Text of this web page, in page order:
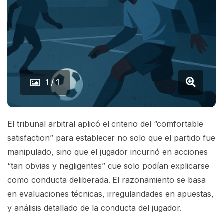
1 / 1
El tribunal arbitral aplicó el criterio del “comfortable
satisfaction” para establecer no solo que el partido fue
manipulado, sino que el jugador incurrió en acciones
“tan obvias y negligentes” que solo podían explicarse
como conducta deliberada. El razonamiento se basa
en evaluaciones técnicas, irregularidades en apuestas,
y análisis detallado de la conducta del jugador.